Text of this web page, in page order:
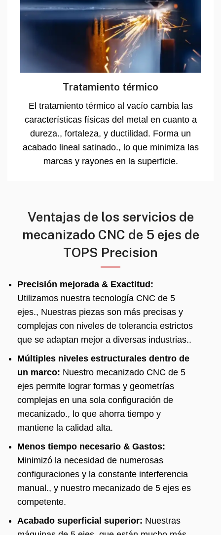
Tratamiento térmico
El tratamiento térmico al vacío cambia las
características físicas del metal en cuanto a
dureza., fortaleza, y ductilidad. Forma un
acabado lineal satinado., lo que minimiza las
marcas y rayones en la superficie.
Ventajas de los servicios de
mecanizado CNC de 5 ejes de
TOPS Precision
Precisión mejorada & Exactitud:
Utilizamos nuestra tecnología CNC de 5
ejes., Nuestras piezas son más precisas y
complejas con niveles de tolerancia estrictos
que se adaptan mejor a diversas industrias..
Múltiples niveles estructurales dentro de
un marco: Nuestro mecanizado CNC de 5
ejes permite lograr formas y geometrías
complejas en una sola configuración de
mecanizado., lo que ahorra tiempo y
mantiene la calidad alta.
Menos tiempo necesario & Gastos:
Minimizó la necesidad de numerosas
configuraciones y la constante interferencia
manual., y nuestro mecanizado de 5 ejes es
competente.
Acabado superficial superior: Nuestras